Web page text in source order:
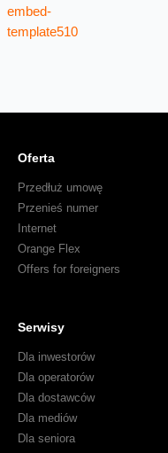
Oferta
Przedłuż umowę
Przenieś numer
Internet
Orange Flex
Offers for foreigners
Serwisy
Dla inwestorów
Dla operatorów
Dla dostawców
Dla mediów
Dla seniora